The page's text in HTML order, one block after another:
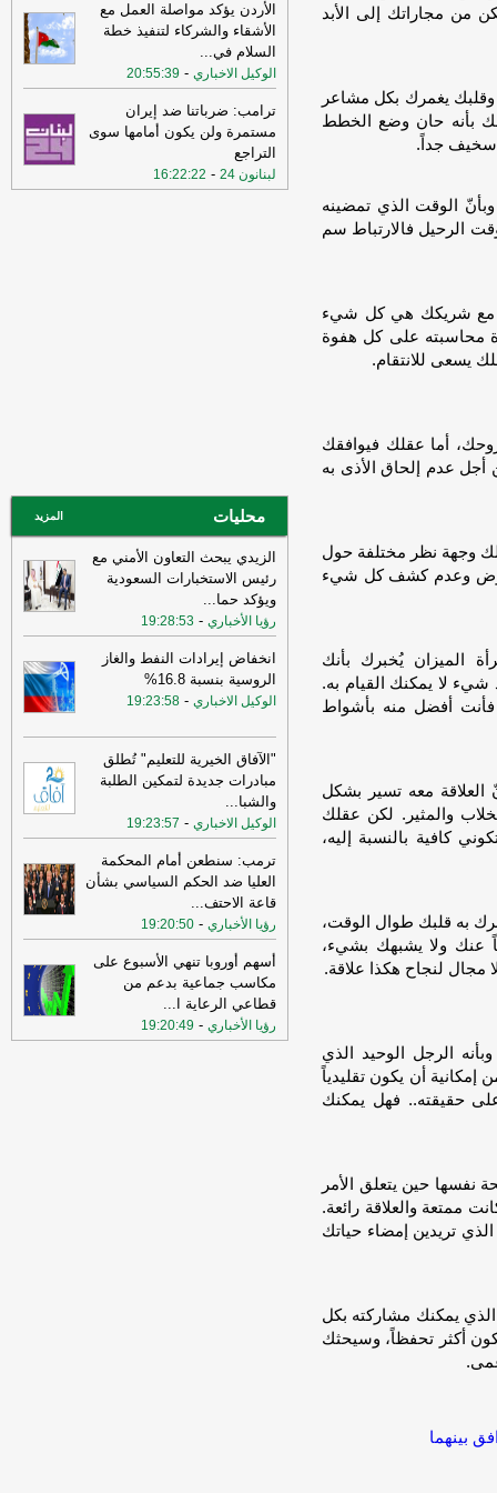
من مجاراتك إلى الأبد
وقلبك يغمرك بكل مشاعر
بأنه حان وضع الخطط
سخيف جداً.
الوقت الذي تمضينه
الرحيل فالارتباط سم
مع شريكك هي كل شيء
محاسبته على كل هفوة
يسعى للانتقام.
أما عقلك فيوافقك
أجل عدم إلحاق الأذى به
وجهة نظر مختلفة حول
وعدم كشف كل شيء
الميزان يُخبرك بأنك
شيء لا يمكنك القيام به.
فأنت أفضل منه بأشواط
العلاقة معه تسير بشكل
والمثير. لكن عقلك
كافية بالنسبة إليه،
به قلبك طوال الوقت،
ولا يشبهك بشيء،
مجال لنجاح هكذا علاقة.
الرجل الوحيد الذي
أن يكون تقليدياً
على حقيقته.. فهل يمكنك
نفسها حين يتعلق الأمر
ممتعة والعلاقة رائعة.
تريدين إمضاء حياتك
يمكنك مشاركته بكل
أكثر تحفظاً، وسيحثك
بينهما
19:02
‏الخارجية الأردنية للقائم بالأعمال
الإيراني: هناك بيانات إيرانية رسمية
تحريضية ضد الأردن ⁧‫ -لبنانون 24
15:57
وزير الدفاع الإسرائيلي: إذا
هاجمتنا إيران فسنرد ونهاجمها بشكل
مستقل-
15:55
وزير الخارجية الإيراني: اختراق
الأردن يؤكد مواصلة العمل مع
الأشقاء والشركاء لتنفيذ خطة
السلام في...
الوكيل الاخباري -
20:55:39
ترامب: ضرباتنا ضد إيران
مستمرة ولن يكون أمامها سوى
التراجع
لبنانون 24 -
16:22:22
محليات المزيد
الزيدي يبحث التعاون الأمني مع
رئيس الاستخبارات السعودية
ويؤكد حما...
رؤيا الأخباري -
19:28:53
انخفاض إيرادات النفط والغاز
الروسية بنسبة 16.8%
الوكيل الاخباري -
19:23:58
"الآفاق الخيرية للتعليم" تُطلق
مبادرات جديدة لتمكين الطلبة
والشبا...
الوكيل الاخباري -
19:23:57
ترمب: سنطعن أمام المحكمة
العليا ضد الحكم السياسي بشأن
قاعة الاحتف...
رؤيا الأخباري -
19:20:50
أسهم أوروبا تنهي الأسبوع على
مكاسب جماعية بدعم من
قطاعي الرعاية ا...
رؤيا الأخباري -
19:20:49